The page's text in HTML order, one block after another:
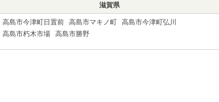
滋賀県
高島市今津町日置前 高島市マキノ町
高島市今津町弘川
高島市朽木市場
高島市勝野